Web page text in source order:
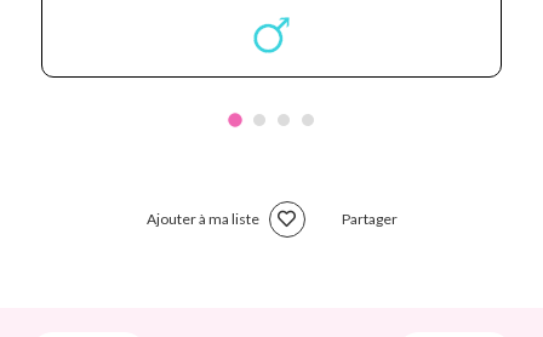
Ajouter à ma liste Partager